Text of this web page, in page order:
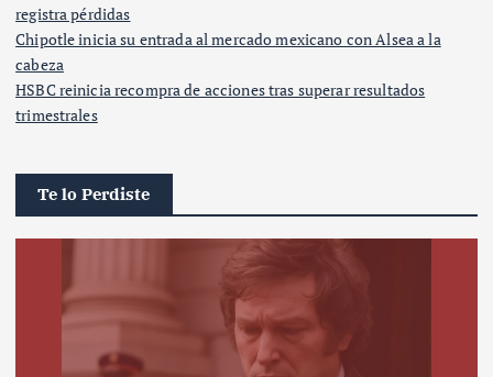
registra pérdidas
Chipotle inicia su entrada al mercado mexicano con Alsea a la
cabeza
HSBC reinicia recompra de acciones tras superar resultados
trimestrales
Te lo Perdiste